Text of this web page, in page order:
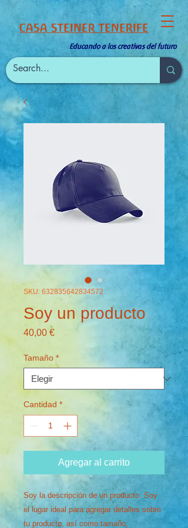
CASA STEINER TENERIFE
Educando a los creativas del futuro
SKU: 632835642834572
Soy un producto
40,00 €Precio
Tamaño *
Cantidad *
Agregar al carrito
Soy la descripción de un producto. Soy
el lugar ideal para agregar detalles sobre
tu producto, así como tamaño,